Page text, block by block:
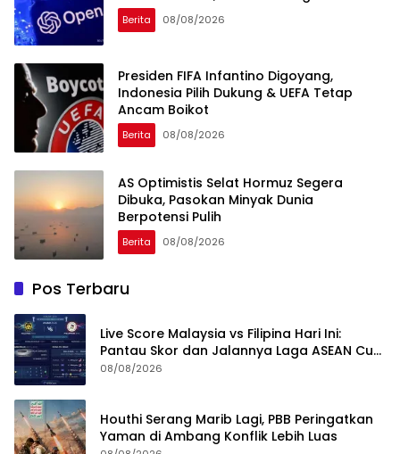
Berita 08/08/2026
Presiden FIFA Infantino Digoyang,
Indonesia Pilih Dukung & UEFA Tetap
Ancam Boikot
Berita 08/08/2026
AS Optimistis Selat Hormuz Segera
Dibuka, Pasokan Minyak Dunia
Berpotensi Pulih
Berita 08/08/2026
Pos Terbaru
Live Score Malaysia vs Filipina Hari Ini:
Pantau Skor dan Jalannya Laga ASEAN Cup
2026
08/08/2026
Houthi Serang Marib Lagi, PBB Peringatkan
Yaman di Ambang Konflik Lebih Luas